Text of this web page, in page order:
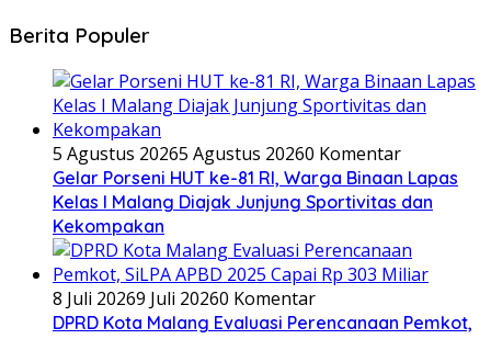
Berita Populer
5 Agustus 20265 Agustus 20260 Komentar
Gelar Porseni HUT ke-81 RI, Warga Binaan Lapas
Kelas I Malang Diajak Junjung Sportivitas dan
Kekompakan
8 Juli 20269 Juli 20260 Komentar
DPRD Kota Malang Evaluasi Perencanaan Pemkot,